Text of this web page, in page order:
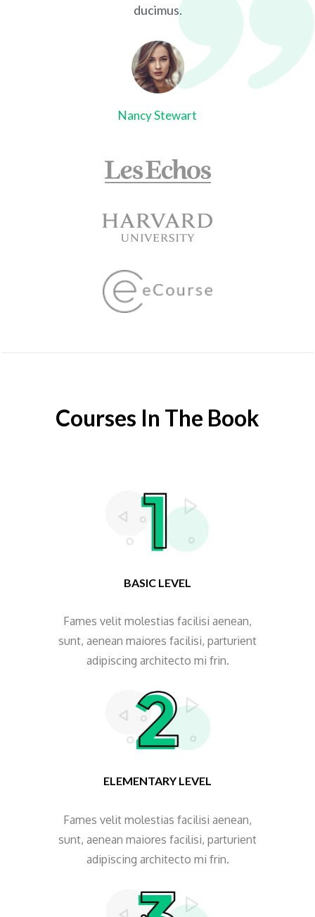
ducimus.
Nancy Stewart
Courses In The Book
BASIC LEVEL
Fames velit molestias facilisi aenean,
sunt, aenean maiores facilisi, parturient
adipiscing architecto mi frin.
ELEMENTARY LEVEL
Fames velit molestias facilisi aenean,
sunt, aenean maiores facilisi, parturient
adipiscing architecto mi frin.